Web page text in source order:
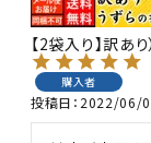
価格別
お問い合わせ
【2袋入り】訳あ
購入者
投稿日 2022/06/